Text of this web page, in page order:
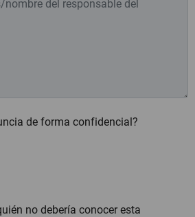
de forma confidencial?
no debería conocer esta